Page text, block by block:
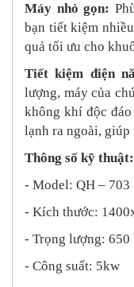
Máy nhỏ gọn:
bạn tiết kiệm
quả tối ưu cho
Tiết kiệm điện
lượng, máy của
không khí độc
lạnh ra ngoài,
Thông số kỹ thuật:
- Model: QH – 703
- Kích thước:
- Trọng lượng: 650
- Công suất: 5kw